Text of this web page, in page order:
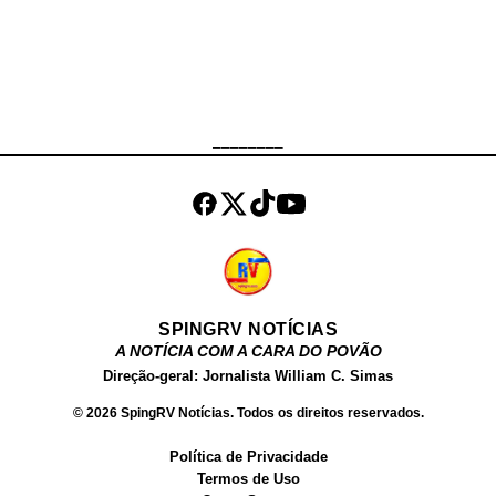
com a corporação, os suspeitos
efetuaram disparos contra a equipe
e fugiram, dando início a uma
SPINGRV NOTÍCIAS
A NOTÍCIA COM A CARA DO POVÃO
Direção-geral: Jornalista William C. Simas
© 2026 SpingRV Notícias. Todos os direitos reservados.
Política de Privacidade
Termos de Uso